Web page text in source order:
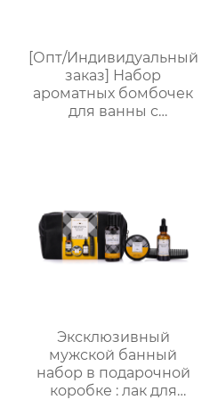
[Опт/Индивидуальный
заказ] Набор
ароматных бомбочек
для ванны с
варианты (лаванда/
роза/кокос-мята и др.)
| Подарочные наборы
Эксклюзивный
мужской банный
набор в подарочной
коробке : лак для